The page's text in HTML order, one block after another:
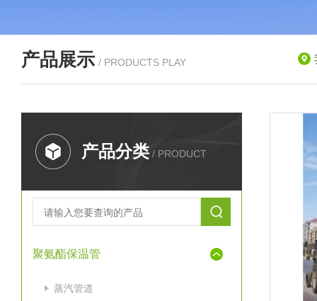
产品展示 / PRODUCTS PLAY
产品分类 / PRODUCT
聚氨酯保温管
蒸汽管道